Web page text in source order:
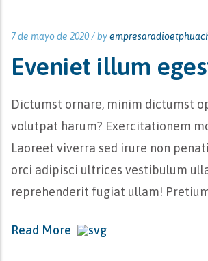
7 de mayo de 2020 /by
Eveniet illum
Dictumst ornare, minim dictumst
volutpat harum? Exercitationem
Laoreet viverra sed irure non
orci adipisci ultrices vestibulum
reprehenderit fugiat ullam!
Read More